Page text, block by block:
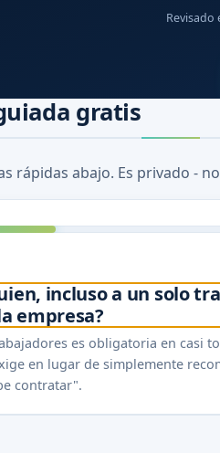
Revisado
gratis
rápidas abajo. Es privado -
incluso a un solo
empresa?
es obligatoria en casi
en lugar de simplemente
contratar".